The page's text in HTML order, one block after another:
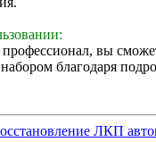
вы
набором благодаря
ЛКП